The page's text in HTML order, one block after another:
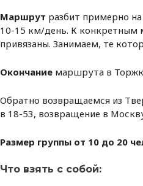
Маршрут разбит примерно
10-15 км/день. К конкретным
привязаны. Занимаем, те
Окончание маршрута в
Обратно возвращаемся из
в 18-53, возвращение в
Размер группы от 10 до 20
Что взять с собой: